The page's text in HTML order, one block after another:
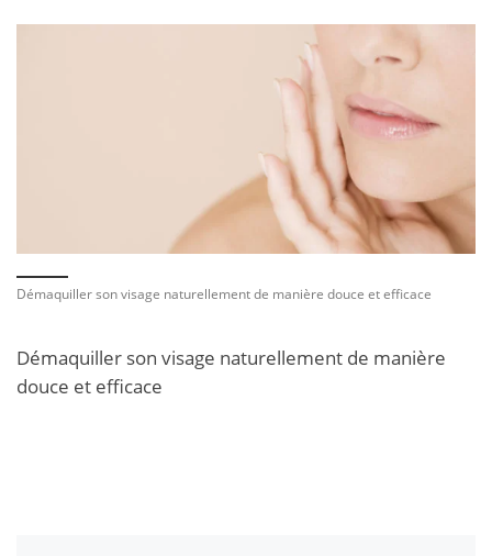
Navigation des images
Démaquiller son visage naturellement de manière douce et efficace
Démaquiller son visage naturellement de manière
douce et efficace